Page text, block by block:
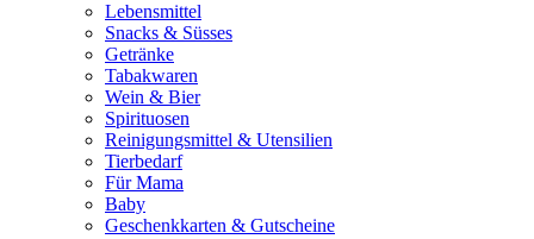
Lebensmittel
Snacks & Süsses
Getränke
Tabakwaren
Wein & Bier
Spirituosen
Reinigungsmittel & Utensilien
Tierbedarf
Für Mama
Baby
Geschenkkarten & Gutscheine